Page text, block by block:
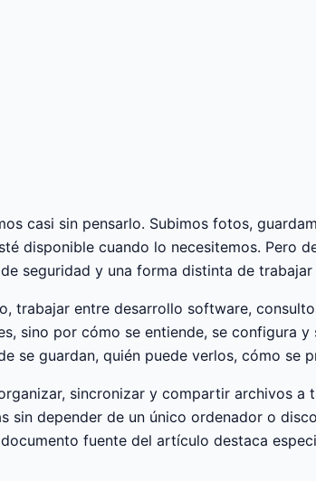
casi sin pensarlo. Subimos fotos,
disponible cuando lo necesitemos. Pero
seguridad y una forma distinta de
trabajar entre desarrollo software,
sino por cómo se entiende, se configura
se guardan, quién puede verlos, cómo se
sincronizar y compartir archivos a
depender de un único ordenador o
fuente del artículo destaca